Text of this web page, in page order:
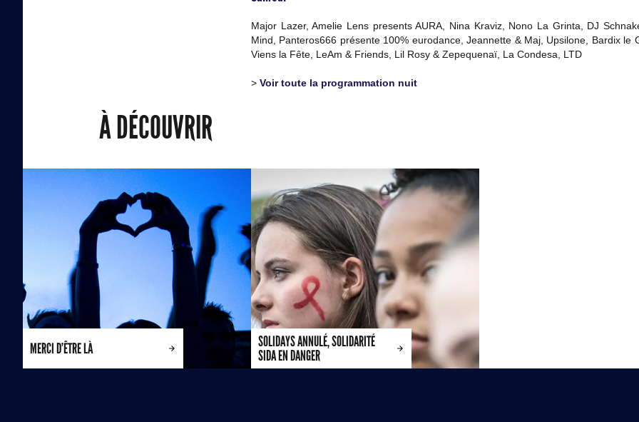
Major Lazer, Amelie Lens presents AURA, Nina Kraviz, Nono La Grinta, DJ
Mind, Panteros666 présente 100% eurodance, Jeannette & Maj, Upsilone, Bardix le
Viens la Fête, LeAm & Friends, Lil Rosy & Zepequenaï, La Condesa, LTD
> Voir toute la programmation nuit
À DÉCOUVRIR
MERCI D’ÊTRE LÀ
SOLIDAYS ANNULÉ, SOLIDARITÉ
SIDA EN DANGER